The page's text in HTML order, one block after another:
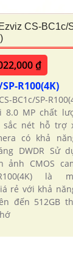
CS-BC1c/
₫
SP-R100(4K)
BC1c/SP-
8.0 MP chất
sắc nét hỗ trợ
có khả
DWDR Sử
ảnh CMOS
R100(4K) là
rẻ với khả
đến 512GB